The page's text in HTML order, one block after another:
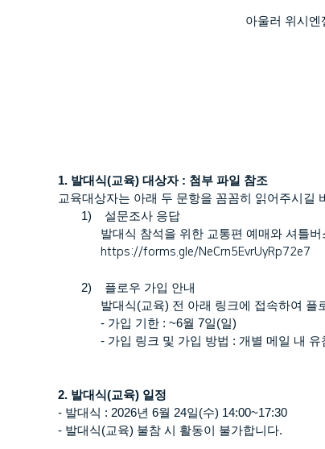
아울러 위시
1. 발대식(교육) 대상자: 첨부 파일 참조
교육대상자는 아래 두 문항을 꼼꼼히 읽어주시길
1)
설문조사 응답
발대식 참석을 위한 교통편 예매와 셔틀
https://forms.gle/NeCrn5EvrUyRp72e7
2)
플로우 가입 안내
발대식(교육) 전 아래 링크에 접속하여 플
- 가입 기한 : ~6월7일(일)
- 가입 링크 및 가입 방법 : 개별 메일 내 유
2. 발대식(교육) 일정
- 발대식 : 2026년 6월 24일(수) 14:00~17:30
- 발대식(교육) 불참 시 활동이 불가합니다.